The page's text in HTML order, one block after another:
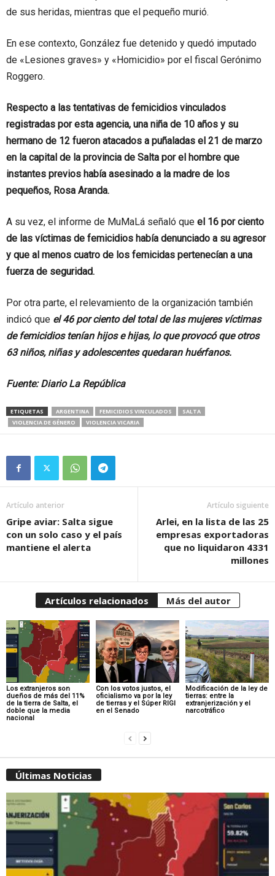
de sus heridas, mientras que el pequeño murió.
En ese contexto, González fue detenido y quedó imputado
de «Lesiones graves» y «Homicidio» por el fiscal Gerónimo
Roggero.
Respecto a las tentativas de femicidios vinculados
registradas por esta agencia, una niña de 10 años y su
hermano de 12 fueron atacados a puñaladas el 21 de marzo
en la capital de la provincia de Salta por el hombre que
instantes previos había asesinado a la madre de los
pequeños, Rosa Aranda.
A su vez, el informe de MuMaLá señaló que el 16 por ciento
de las víctimas de femicidios había denunciado a su agresor
y que al menos cuatro de los femicidas pertenecían a una
fuerza de seguridad.
Por otra parte, el relevamiento de la organización también
indicó que el 46 por ciento del total de las mujeres víctimas
de femicidios tenían hijos e hijas, lo que provocó que otros
63 niños, niñas y adolescentes quedaran huérfanos.
Fuente: Diario La República
ETIQUETAS ARGENTINA FEMICIDIOS VINCULADOS
SALTA
VIOLENCIA DE GÉNERO
VIOLENCIA VICARIA
Artículo anterior
Gripe aviar: Salta sigue
con un solo caso y el país
mantiene el alerta
Artículo siguiente
Arlei, en la lista de las 25
empresas exportadoras
que no liquidaron 4331
millones
Artículos relacionados Más del autor
Los extranjeros son
dueños de más del 11%
de la tierra de Salta, el
doble que la media
nacional
Con los votos justos, el
oficialismo va por la ley
de tierras y el Súper RIGI
en el Senado
Modificación de la ley de
tierras: entre la
extranjerización y el
narcotráfico
Últimas Noticias